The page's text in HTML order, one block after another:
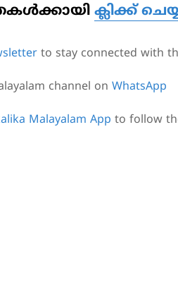
ക്ലിക്ക്
to stay connected with
channel on WhatsApp
Malayalam App to follow